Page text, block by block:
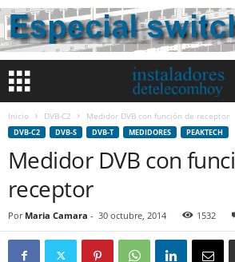
Inicio DVB-C2 Medidor DVB con función de receptor
DVB-C2 DVB-S DVB-T MEDIDORES PEAKTECH
Medidor DVB con
receptor
Por Maria Camara - 30 octubre, 2014 1532